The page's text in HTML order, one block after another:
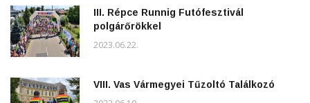
III. Répce Runnig Futófesztivál
polgárőrökkel
2023.06.22.
VIII. Vas Vármegyei Tűzoltó Találkozó